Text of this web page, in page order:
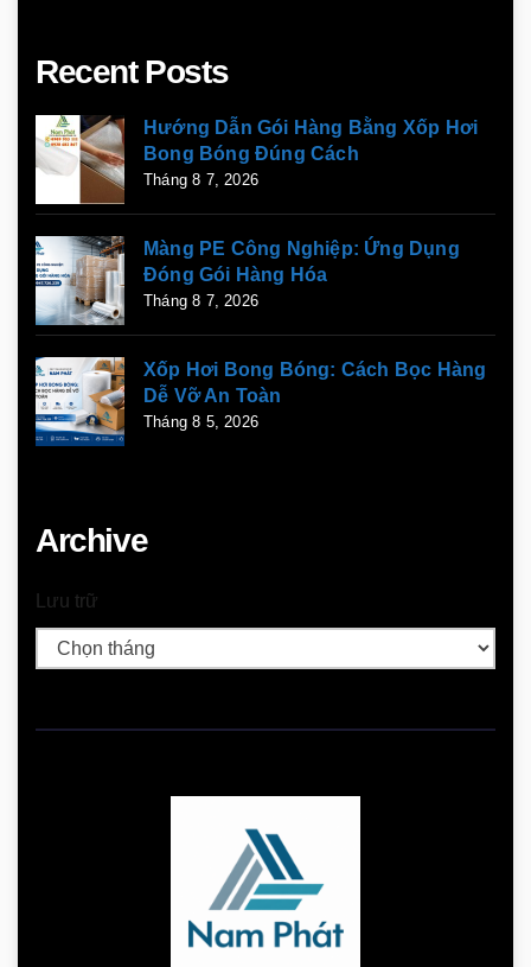
Recent Posts
Hướng Dẫn Gói Hàng Bằng Xốp Hơi
Bong Bóng Đúng Cách
Tháng 8 7, 2026
Màng PE Công Nghiệp: Ứng Dụng
Đóng Gói Hàng Hóa
Tháng 8 7, 2026
Xốp Hơi Bong Bóng: Cách Bọc Hàng
Dễ Vỡ An Toàn
Tháng 8 5, 2026
Archive
Lưu trữ